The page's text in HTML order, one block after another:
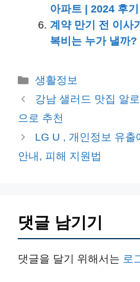
아파트 | 2024 후기
계약 만기 전 이사
복비는 누가 낼까?
카
테
리
생활정보
강남 샐러드 맛집 알
으로 추천
LG U , 개인정보 유출
안내, 피해 지원법
댓글 남기기
댓글을 달기 위해서는 로